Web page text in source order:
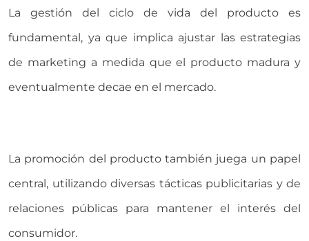
La gestión del ciclo de vida del producto es
fundamental, ya que implica ajustar las estrategias
de marketing a medida que el producto madura y
eventualmente decae en el mercado.
La promoción del producto también juega un papel
central, utilizando diversas tácticas publicitarias y de
relaciones públicas para mantener el interés del
consumidor.